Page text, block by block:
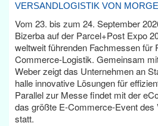
VERSANDLOGISTIK VON
Vom 23. bis zum 24. September
Bizerba auf der Parcel+Post Expo
weltweit führenden Fachmessen für
Commerce-Logistik. Gemeinsam
Weber zeigt das Unternehmen an
halle innovative Lösungen für
Parallel zur Messe findet mit der
das größte E-Commerce-Event des
statt.